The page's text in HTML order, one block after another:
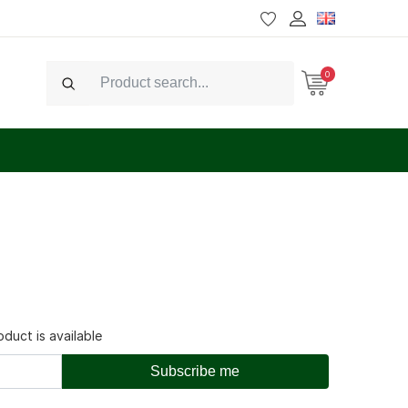
Search
0
is available
Subscribe me